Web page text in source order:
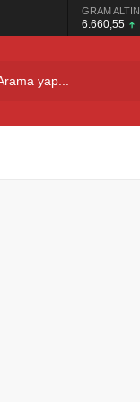
GRAM ALTIN
6.660,55